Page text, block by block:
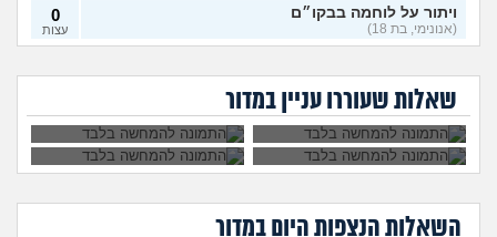
ויתור על לוחמה בבקו״ם
(אנונימי, בת 18)
0
עצות
לצאת מהצבא על נפשי (יוני, בן
19)
5
מיוני אשכול התעופה (ככככ, בן
0
מה דעתכם על מסלול מודאל
שאלות שעוררו עניין במדור
אני רוצה להתגייס
ימנעו לצאת איתי?
השתחררתי מהצבא
ומתחרטת, אפשר
לחזור לשרת?
לא מעוניינת לקבל את
החיסונים בבקום, אני
יכולה לוותר?
איך להתמודד עם
צבא?
השאלות הנצפות היוםבמדור